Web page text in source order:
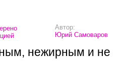
Автор:
Юрий Самоваров
нежирным и не